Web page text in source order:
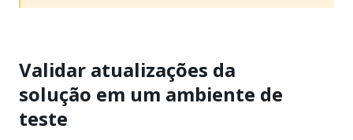
Validar atualizações da
solução em um ambiente de
teste